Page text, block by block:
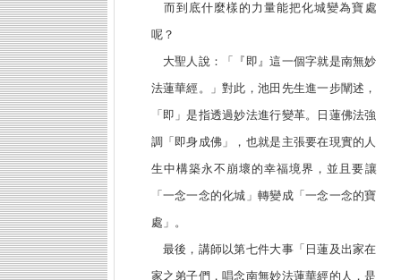
而到底什麼樣的力量能把化城變為寶處
呢？
大聖人說：「『即』這一個字就是南無妙
法蓮華經。」對此，池田先生進一步闡述，
「即」是指透過妙法進行變革。日蓮佛法強
調「即身成佛」，也就是主張要在現實的人
生中構築永不崩壞的幸福境界，並且要讓
「一念一念的化城」轉變成「一念一念的寶
處」。
最後，講師以第七件大事「日蓮及出家在
家之弟子們，唱念南無妙法蓮華經的人，是